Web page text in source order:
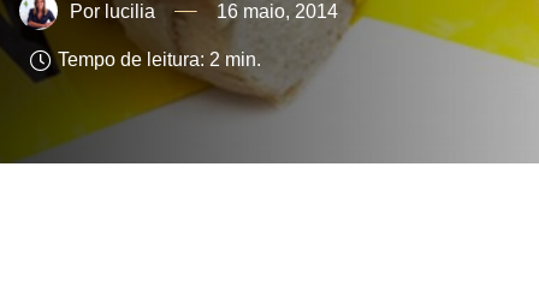
lucilia 16 maio, 2014
Tempo de leitura: 2 min.